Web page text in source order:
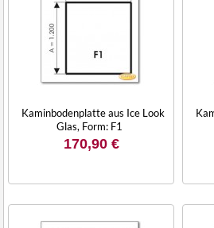
Kaminbodenplatte aus Ice Look
Glas, Form: F1
170,90 €